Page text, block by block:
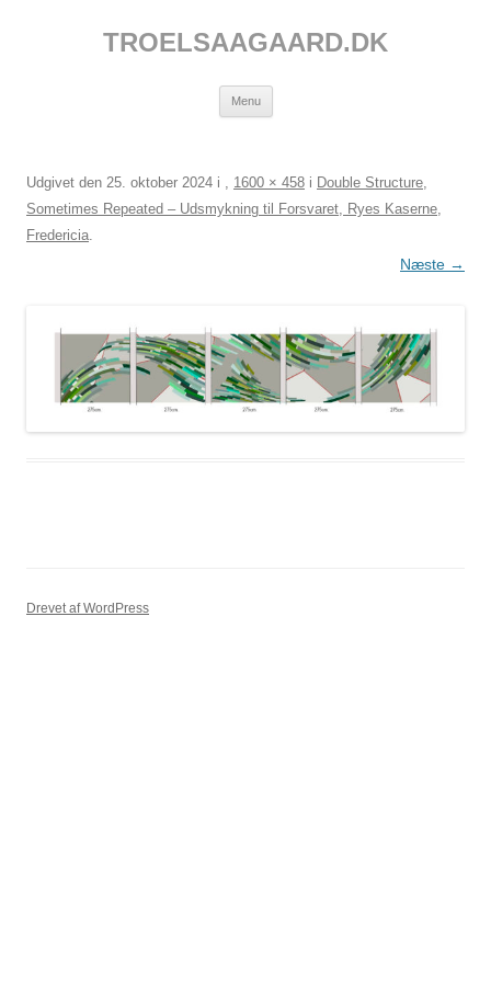
TROELSAAGAARD.DK
Menu
Udgivet den 25. oktober 2024 i , 1600 × 458 i Double Structure,
Sometimes Repeated – Udsmykning til Forsvaret, Ryes Kaserne,
Fredericia.
Næste →
Drevet af WordPress